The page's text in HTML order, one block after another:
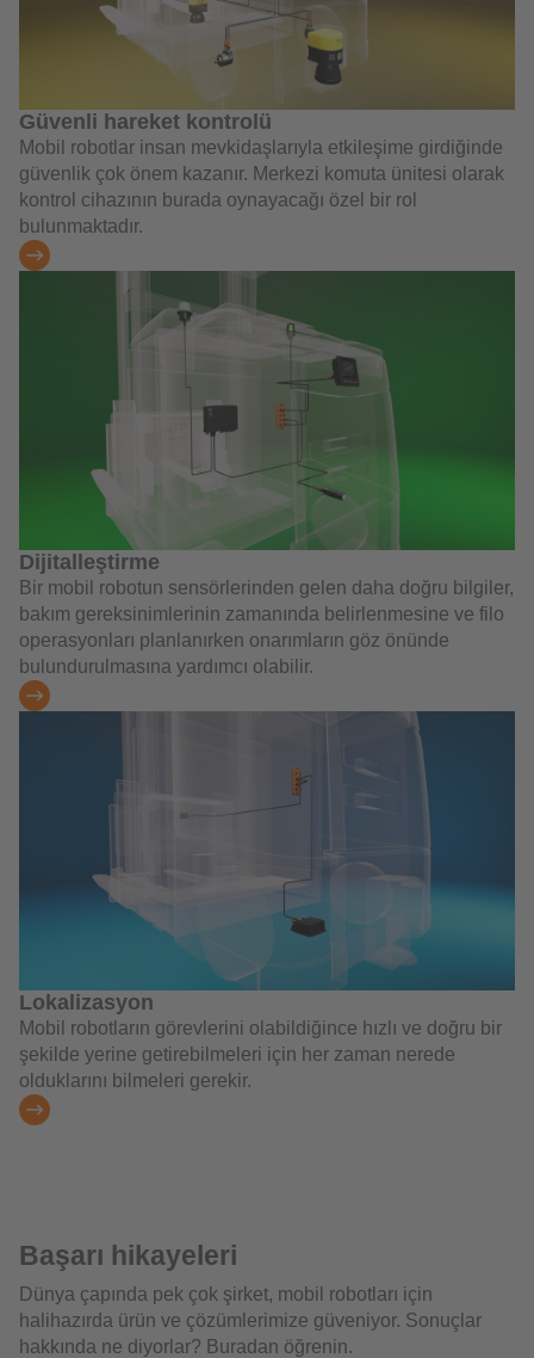
Güvenli hareket kontrolü
Mobil robotlar insan mevkidaşlarıyla etkileşime girdiğinde
güvenlik çok önem kazanır. Merkezi komuta ünitesi olarak
kontrol cihazının burada oynayacağı özel bir rol
bulunmaktadır.
Dijitalleştirme
Bir mobil robotun sensörlerinden gelen daha doğru bilgiler,
bakım gereksinimlerinin zamanında belirlenmesine ve filo
operasyonları planlanırken onarımların göz önünde
bulundurulmasına yardımcı olabilir.
Lokalizasyon
Mobil robotların görevlerini olabildiğince hızlı ve doğru bir
şekilde yerine getirebilmeleri için her zaman nerede
olduklarını bilmeleri gerekir.
Başarı hikayeleri
Dünya çapında pek çok şirket, mobil robotları için
halihazırda ürün ve çözümlerimize güveniyor. Sonuçlar
hakkında ne diyorlar? Buradan öğrenin.